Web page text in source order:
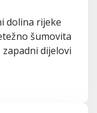
dolina rijeke
šumovita
dijelovi